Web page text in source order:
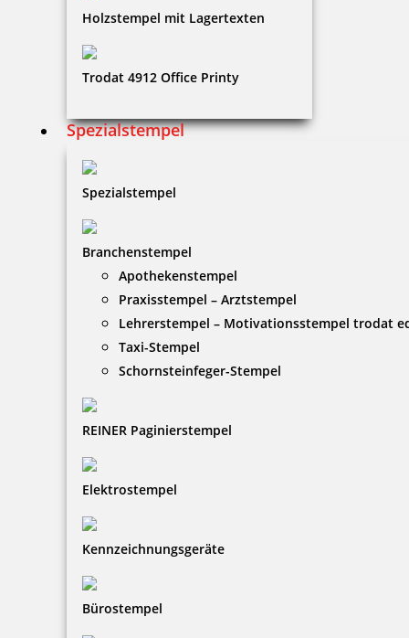
Holzstempel mit Lagertexten
Trodat 4912 Office Printy
Spezialstempel
Spezialstempel
Branchenstempel
Apothekenstempel
Praxisstempel – Arztstempel
Lehrerstempel – Motivationsstempel trodat
Taxi-Stempel
Schornsteinfeger-Stempel
REINER Paginierstempel
Elektrostempel
Kennzeichnungsgeräte
Bürostempel